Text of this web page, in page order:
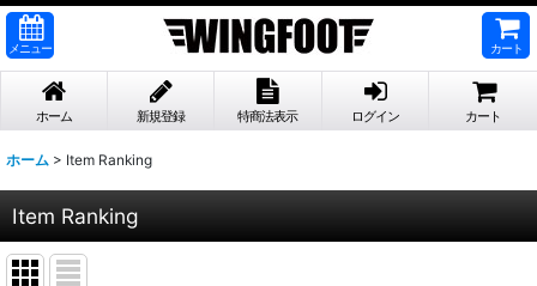
メニュー カート
ホーム 新規登録 特商法表示 ログイン カート
ホーム > Item Ranking
Item Ranking